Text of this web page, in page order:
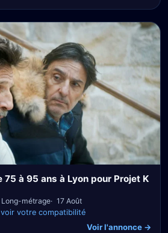
à 95 ans à Lyon pour Projet K
Long-métrage
17 Août
votre compatibilité
Voir l'annonce →